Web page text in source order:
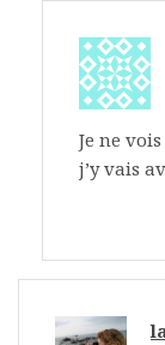
Je ne
j’y vais